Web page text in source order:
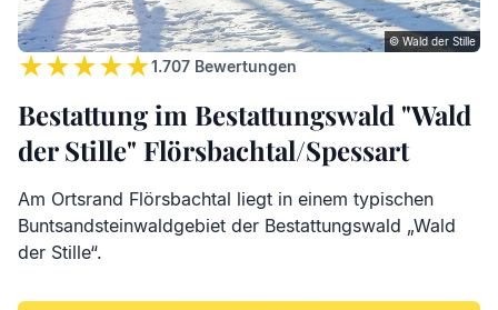
1.707 Bewertungen
Bestattung im Bestattungswald "Wald
der Stille" Flörsbachtal/Spessart
Am Ortsrand Flörsbachtal liegt in einem typischen
Buntsandsteinwaldgebiet der Bestattungswald „Wald
der Stille“.
© Wald der Stille